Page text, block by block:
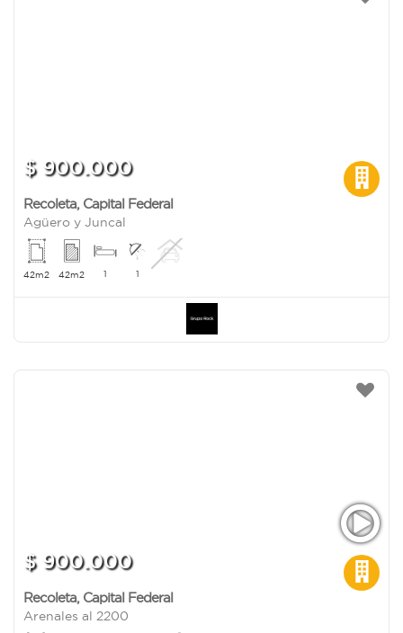
$ 900.000
Recoleta, Capital Federal
Agüero y Juncal
42m2 42m2 1 1
$ 900.000
Recoleta, Capital Federal
Arenales al 2200